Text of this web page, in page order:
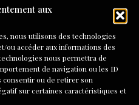
aux
nous utilisons des technologies
ou accéder aux informations des
nous permettra de
de navigation ou les ID
consentir ou de retirer son
sur certaines caractéristiques et
Jana
La Galerie
1974, Jana Gunstheimer a